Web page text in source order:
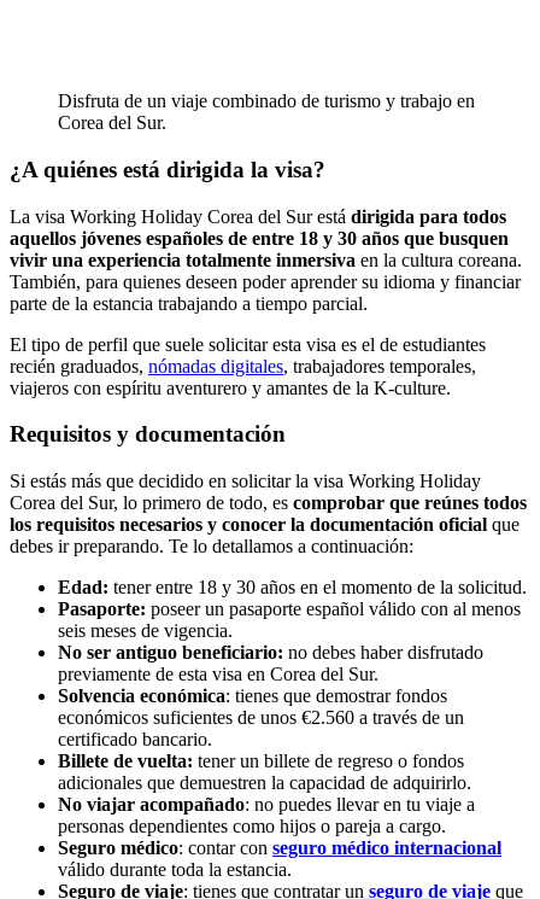
Disfruta de un viaje combinado de turismo y trabajo en
Corea del Sur.
¿A quiénes está dirigida la visa?
La visa Working Holiday Corea del Sur está dirigida para todos
aquellos jóvenes españoles de entre 18 y 30 años que busquen
vivir una experiencia totalmente inmersiva en la cultura coreana.
También, para quienes deseen poder aprender su idioma y financiar
parte de la estancia trabajando a tiempo parcial.
El tipo de perfil que suele solicitar esta visa es el de estudiantes
recién graduados, nómadas digitales, trabajadores temporales,
viajeros con espíritu aventurero y amantes de la K-culture.
Requisitos y documentación
Si estás más que decidido en solicitar la visa Working Holiday
Corea del Sur, lo primero de todo, es comprobar que reúnes todos
los requisitos necesarios y conocer la documentación oficial que
debes ir preparando. Te lo detallamos a continuación:
Edad: tener entre 18 y 30 años en el momento de la solicitud.
Pasaporte: poseer un pasaporte español válido con al menos
seis meses de vigencia.
No ser antiguo beneficiario: no debes haber disfrutado
previamente de esta visa en Corea del Sur.
Solvencia económica: tienes que demostrar fondos
económicos suficientes de unos €2.560 a través de un
certificado bancario.
Billete de vuelta: tener un billete de regreso o fondos
adicionales que demuestren la capacidad de adquirirlo.
No viajar acompañado: no puedes llevar en tu viaje a
personas dependientes como hijos o pareja a cargo.
Seguro médico: contar con seguro médico internacional
válido durante toda la estancia.
Seguro de viaje: tienes que contratar un seguro de viaje que